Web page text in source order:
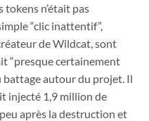
n’était pas
“clic inattentif”,
de Wildcat, sont
“presque certainement
battage autour du projet. Il
injecté 1,9 million de
après la destruction et